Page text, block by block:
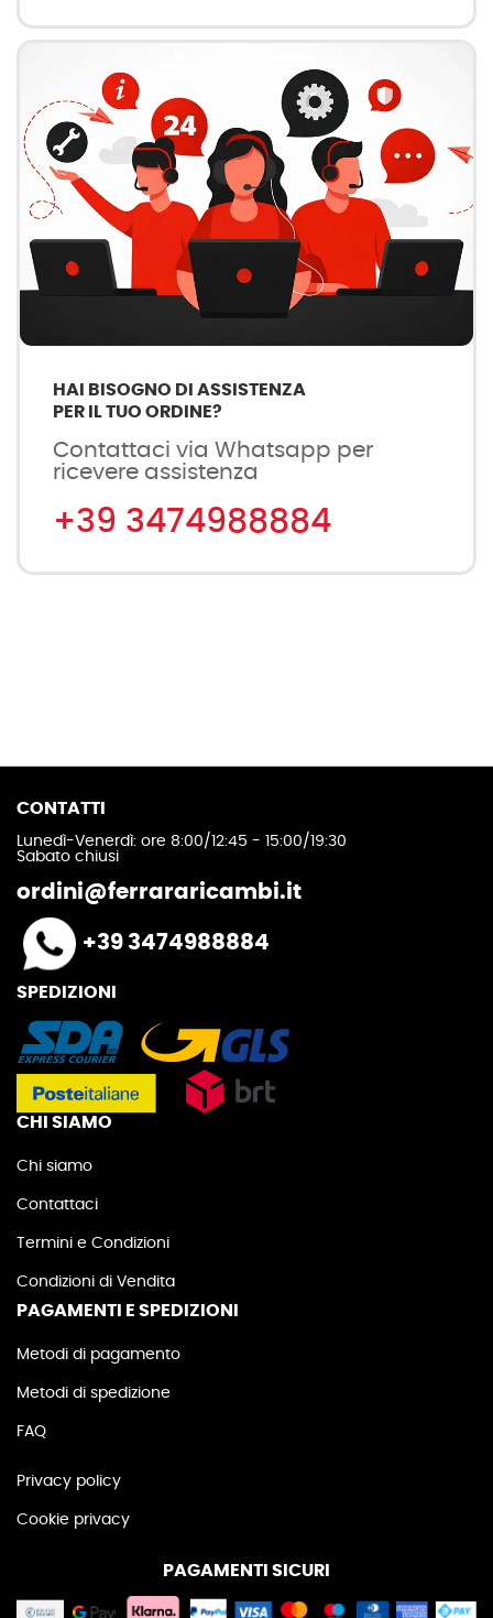
HAI BISOGNO DI ASSISTENZA
PER IL TUO ORDINE?
Contattaci via Whatsapp per
ricevere assistenza
+39 3474988884
CONTATTI
Lunedì-Venerdì: ore 8:00/12:45 - 15:00/19:30
Sabato chiusi
ordini@ferrararicambi.it
+39 3474988884
SPEDIZIONI
CHI SIAMO
Chi siamo
Contattaci
Termini e Condizioni
Condizioni di Vendita
PAGAMENTI E SPEDIZIONI
Metodi di pagamento
Metodi di spedizione
FAQ
Privacy policy
Cookie privacy
PAGAMENTI SICURI